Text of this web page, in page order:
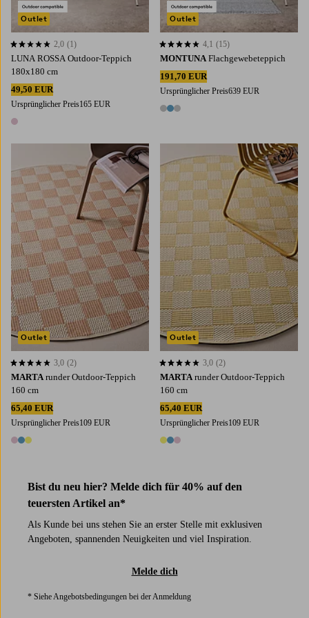
LUNA ROSSA Outdoor-Teppich
180x180 cm
49,50 EUR
Ursprünglicher Preis165 EUR
1 Farbe
2,0 basierend auf 1 Bewertungen
2,0 (1)
Outlet
MONTUNA Flachgewebeteppich
191,70 EUR
Ursprünglicher Preis639 EUR
3 Farben
4,1 basierend auf 15 Bewertungen
4,1 (15)
Outlet
MARTA runder Outdoor-Teppich
160 cm
65,40 EUR
Ursprünglicher Preis109 EUR
3 Farben
3,0 basierend auf 2 Bewertungen
3,0 (2)
Outlet
Zu Favoriten hinzufügen
MARTA runder Outdoor-Teppich
160 cm
65,40 EUR
Ursprünglicher Preis109 EUR
3 Farben
3,0 basierend auf 2 Bewertungen
3,0 (2)
Outlet
Zu
Bist du neu hier? Melde dich für 40% auf den
teuersten Artikel an*
Als Kunde bei uns stehen Sie an erster Stelle mit exklusiven
Angeboten, spannenden Neuigkeiten und viel Inspiration.
Melde dich
* Siehe Angebotsbedingungen bei der Anmeldung